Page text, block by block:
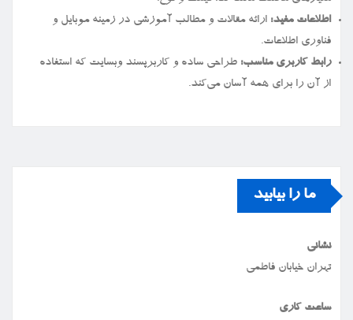
اطلاعات مفید: ارائه مقالات و مطالب آموزشی در زمینه موبایل و
فناوری اطلاعات.
رابط کاربری مناسب: طراحی ساده و کاربرپسند وبسایت که استفاده
از آن را برای همه آسان می‌کند.
ما را بیابید
نشانی
تهران خیابان فاطمی
ساعت کاری